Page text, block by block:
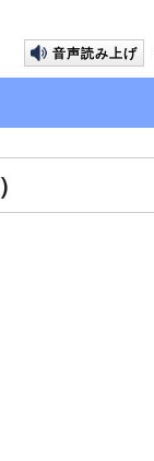
音声読み上げ